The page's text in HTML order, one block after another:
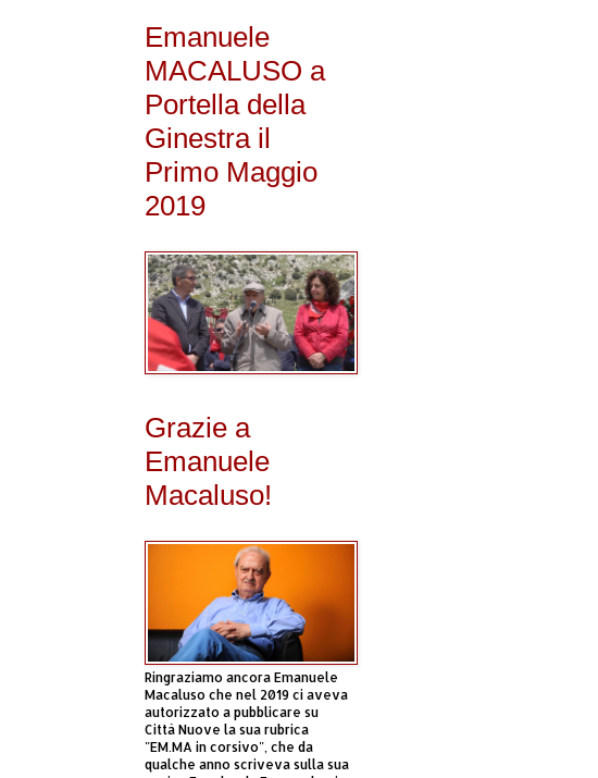
Emanuele
MACALUSO a
Portella della
Ginestra il
Primo Maggio
2019
Grazie a
Emanuele
Macaluso!
Ringraziamo ancora Emanuele
Macaluso che nel 2019 ci aveva
autorizzato a pubblicare su
Città Nuove la sua rubrica
"EM.MA in corsivo", che da
qualche anno scriveva sulla sua